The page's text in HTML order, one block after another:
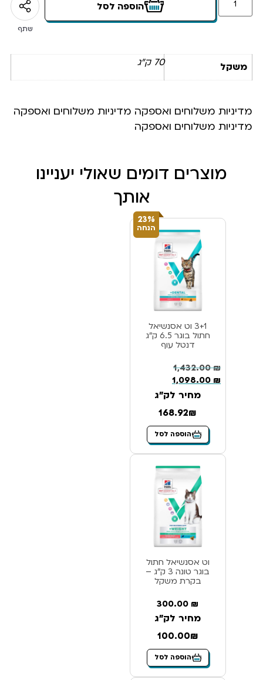
הוספה לסל
שתף
משקל 70 ק"ג
מדיניות משלוחים ואספקה מדיניות משלוחים ואספקה
מדיניות משלוחים ואספקה
מוצרים דומים שאולי יעניינו
אותך
23%
הנחה
3+1 וט אסנשיאל
חתול בוגר 6.5 ק”ג
דנטל עוף
1,432.00₪
1,098.00 ₪
מחיר לק"ג
168.92₪
הוספה לסל
וט אסנשיאל חתול
בוגר טונה 3 ק”ג –
בקרת משקל
300.00 ₪
מחיר לק"ג
100.00₪
הוספה לסל